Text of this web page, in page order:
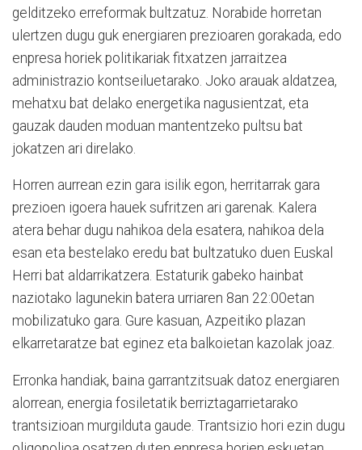
gelditzeko erreformak bultzatuz. Norabide horretan
ulertzen dugu guk energiaren prezioaren gorakada, edo
enpresa horiek politikariak fitxatzen jarraitzea
administrazio kontseiluetarako. Joko arauak aldatzea,
mehatxu bat delako energetika nagusientzat, eta
gauzak dauden moduan mantentzeko pultsu bat
jokatzen ari direlako.
Horren aurrean ezin gara isilik egon, herritarrak gara
prezioen igoera hauek sufritzen ari garenak. Kalera
atera behar dugu nahikoa dela esatera, nahikoa dela
esan eta bestelako eredu bat bultzatuko duen Euskal
Herri bat aldarrikatzera. Estaturik gabeko hainbat
naziotako lagunekin batera urriaren 8an 22:00etan
mobilizatuko gara. Gure kasuan, Azpeitiko plazan
elkarretaratze bat eginez eta balkoietan kazolak joaz.
Erronka handiak, baina garrantzitsuak datoz energiaren
alorrean, energia fosiletatik berriztagarrietarako
trantsizioan murgilduta gaude. Trantsizio hori ezin dugu